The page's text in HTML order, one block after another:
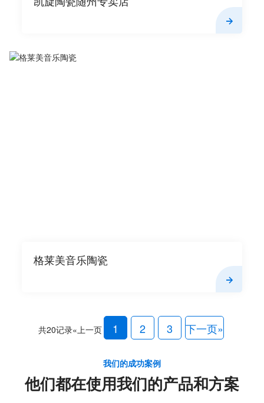
格莱美音乐陶瓷
共20记录«上一页 1 2 3 下一页»
我们的成功案例
他们都在使用我们的产品和方案